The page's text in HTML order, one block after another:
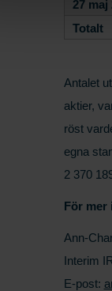
Ange ditt
27 maj
Totalt
Antalet
aktier,
röst
egna
2 370
För
Ann-
Interim
E-post: